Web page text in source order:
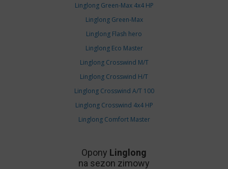
Linglong Green-Max 4x4 HP
Linglong Green-Max
Linglong Flash hero
Linglong Eco Master
Linglong Crosswind M/T
Linglong Crosswind H/T
Linglong Crosswind A/T 100
Linglong Crosswind 4x4 HP
Linglong Comfort Master
Opony Linglong
na sezon zimowy